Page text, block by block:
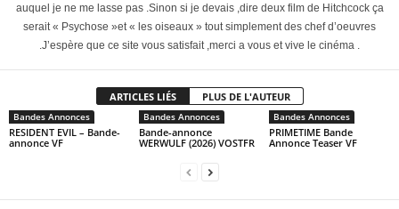
auquel je ne me lasse pas .Sinon si je devais ,dire deux film de Hitchcock ça
serait « Psychose »et « les oiseaux » tout simplement des chef d’oeuvres
.J’espère que ce site vous satisfait ,merci a vous et vive le cinéma .
ARTICLES LIÉS PLUS DE L'AUTEUR
Bandes Annonces
RESIDENT EVIL – Bande-
annonce VF
Bandes Annonces
Bande-annonce
WERWULF (2026) VOSTFR
Bandes Annonces
PRIMETIME Bande
Annonce Teaser VF